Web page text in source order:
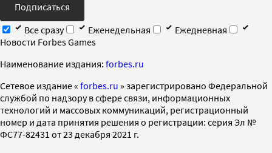
Подписаться
Все сразу
Еженедельная
Ежедневная
Новости Forbes Games
Наименование издания: forbes.ru
Cетевое издание « forbes.ru » зарегистрировано Федеральной
службой по надзору в сфере связи, информационных
технологий и массовых коммуникаций, регистрационный
номер и дата принятия решения о регистрации: серия Эл №
ФС77-82431 от 23 декабря 2021 г.